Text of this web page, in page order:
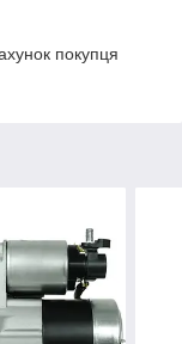
покупця